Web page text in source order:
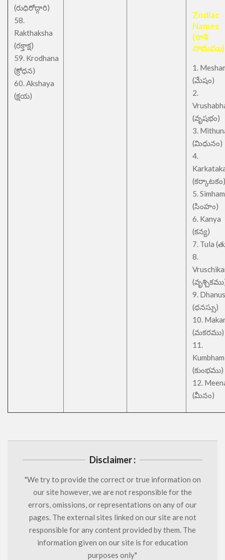
(రుధిరోద్గారి)
58.
Rakthaksha
(రక్తాక్ష)
59. Krodhana
(క్రోధన)
60. Akshaya
(క్షయ)
Zodiac
Names
(రాశి
నామము)
1.
(మేషం)
2.
(వృషభం)
3.
(మిధునం)
4.
(కర్కాటకం)
5. Simham
(సింహం)
6. Kanya
(కన్య)
7. Tula
8.
9.
(ధనస్సు)
10.
(మకరము)
11.
Kumbham
(కుంభము)
12.
(మీనం)
Disclaimer :
"We try to provide the correct or true information on
our site however, we are not responsible for the
errors, omissions, or representations on any of our
pages. The external sites linked on our site are not
responsible for any content provided by them. The
information given on our site is for education
purposes only"